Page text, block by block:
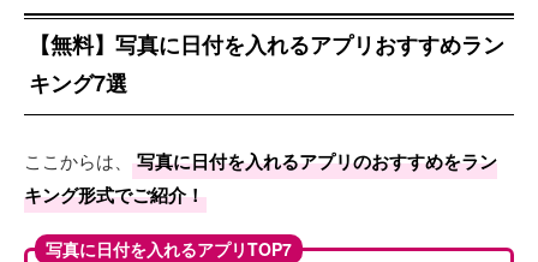
【無料】写真に日付を入れるアプリおすすめラン
キング7選
ここからは、
写真に日付を入れるアプリのおすすめをラン
キング形式でご紹介！
写真に日付を入れるアプリTOP7